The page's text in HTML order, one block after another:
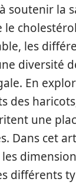
soutenir la
le
les
diversité
En
des
une
Dans cet
différents